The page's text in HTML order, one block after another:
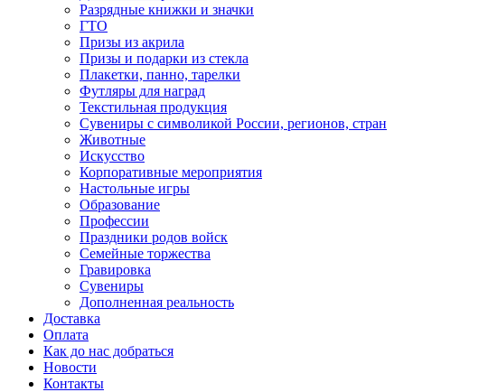
Разрядные книжки и значки
ГТО
Призы из акрила
Призы и подарки из стекла
Плакетки, панно, тарелки
Футляры для наград
Текстильная продукция
Сувениры с символикой России, регионов, стран
Животные
Искусство
Корпоративные мероприятия
Настольные игры
Образование
Профессии
Праздники родов войск
Семейные торжества
Гравировка
Сувениры
Дополненная реальность
Доставка
Оплата
Как до нас добраться
Новости
Контакты